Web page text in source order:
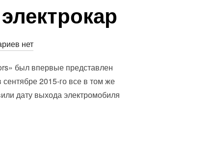
нет
был впервые представлен
2015-го все в том же
дату выхода электромобиля